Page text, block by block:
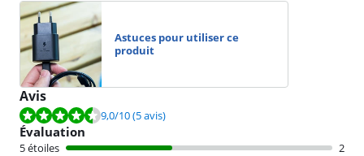
Astuces pour utiliser ce
produit
Avis
La note est de 9,0 sur 10, basée sur 5 avis.
9,0/10(5 avis)
Évaluation
5 étoiles
2